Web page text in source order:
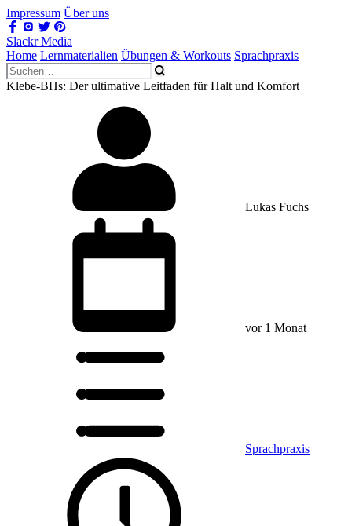
Impressum Über uns
Slackr Media
Home Lernmaterialien Übungen & Workouts Sprachpraxis
Klebe-BHs: Der ultimative Leitfaden für Halt und Komfort
Lukas Fuchs
vor 1 Monat
Sprachpraxis